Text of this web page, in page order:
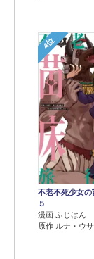
4位
不老不死少女
５
漫画 ふじはん
原作 ルナ・ウ